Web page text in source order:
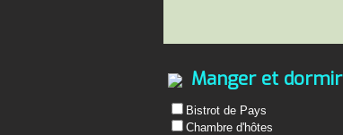
Manger et dormir
Bistrot de Pays
Chambre d'hôtes